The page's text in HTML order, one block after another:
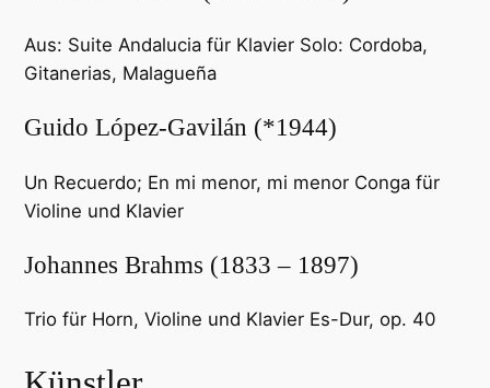
Aus: Suite Andalucia für Klavier Solo: Cordoba,
Gitanerias, Malagueña
Guido López-Gavilán (*1944)
Un Recuerdo; En mi menor, mi menor Conga für
Violine und Klavier
Johannes Brahms (1833 – 1897)
Trio für Horn, Violine und Klavier Es-Dur, op. 40